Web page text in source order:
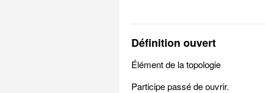
Définition ouvert
Élément de la topologie
Participe passé de ouvrir.